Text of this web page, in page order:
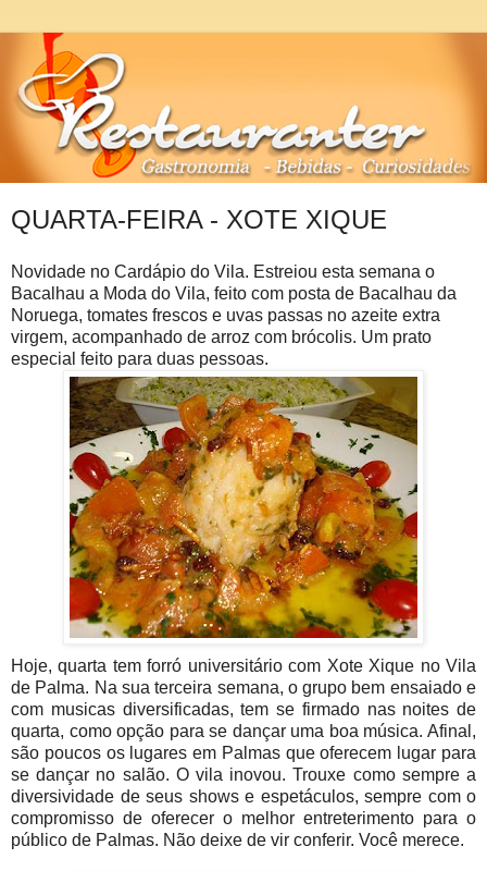
QUARTA-FEIRA - XOTE XIQUE
Novidade no Cardápio do Vila. Estreiou esta semana o
Bacalhau a Moda do Vila, feito com posta de Bacalhau da
Noruega, tomates frescos e uvas passas no azeite extra
virgem, acompanhado de arroz com brócolis. Um prato
especial feito para duas pessoas.
Hoje, quarta tem forró universitário com Xote Xique no Vila
de Palma. Na sua terceira semana, o grupo bem ensaiado e
com musicas diversificadas, tem se firmado nas noites de
quarta, como opção para se dançar uma boa música. Afinal,
são poucos os lugares em Palmas que oferecem lugar para
se dançar no salão. O vila inovou. Trouxe como sempre a
diversividade de seus shows e espetáculos, sempre com o
compromisso de oferecer o melhor entreterimento para o
público de Palmas. Não deixe de vir conferir. Você merece.